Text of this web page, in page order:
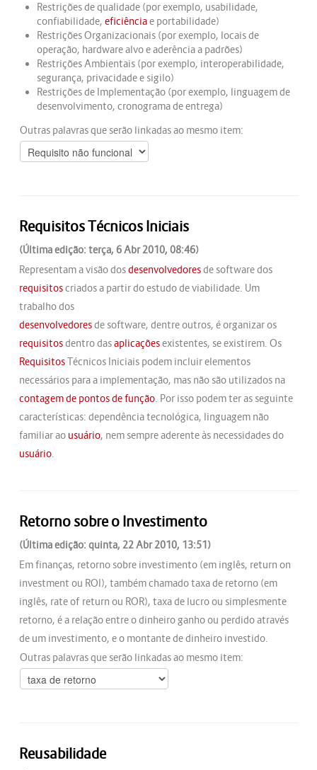
Restrições de qualidade (por exemplo, usabilidade,
confiabilidade, eficiênciae portabilidade)
Restrições Organizacionais (por exemplo, locais de
operação, hardware alvo e aderência a padrões)
Restrições Ambientais (por exemplo, interoperabilidade,
segurança, privacidade e sigilo)
Restrições de Implementação (por exemplo, linguagem de
desenvolvimento, cronograma de entrega)
Outras palavras que serão linkadas ao mesmo item:
Requisitos Técnicos Iniciais
(Última edição: terça, 6 Abr 2010, 08:46)
Representam a visão dosdesenvolvedoresde software dos
requisitoscriados a partir do estudo de viabilidade. Um
trabalho dos
desenvolvedoresde software, dentre outros, é organizar os
requisitosdentro dasaplicaçõesexistentes, se existirem. Os
RequisitosTécnicos Iniciais podem incluir elementos
necessários para a implementação, mas não são utilizados na
contagem de pontos de função. Por isso podem ter as seguinte
características: dependência tecnológica, linguagem não
familiar ao usuário, nem sempre aderente às necessidades do
usuário.
Retorno sobre o Investimento
(Última edição: quinta, 22 Abr 2010, 13:51)
Em finanças, retorno sobre investimento (em inglês, return on
investment ou ROI), também chamado taxa de retorno (em
inglês, rate of return ou ROR), taxa de lucro ou simplesmente
retorno, é a relação entre o dinheiro ganho ou perdido através
de um investimento, e o montante de dinheiro investido.
Outras palavras que serão linkadas ao mesmo item:
Reusabilidade